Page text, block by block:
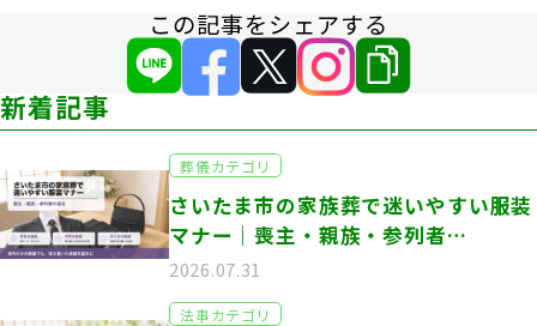
この記事をシェアする
新着記事
葬儀カテゴリ
さいたま市の家族葬で迷いやすい服装
マナー｜喪主・親族・参列者…
2026.07.31
法事カテゴリ